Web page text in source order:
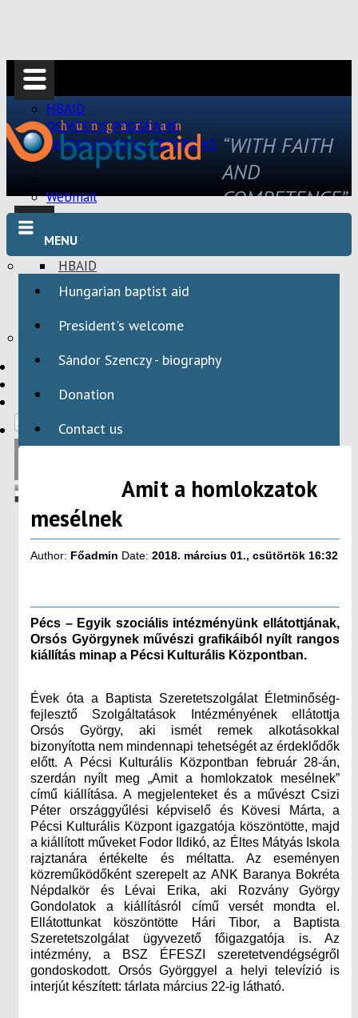
HBAID
DOMESTIC PROGRAMS
INTERNATIONAL PROGRAMS
Webmail
HBAID
DOMESTIC PROGRAMS
HBAID
INTERNATIONAL PROGRAMS
“WITH FAITH
AND
COMPETENCE”
MENU
Hungarian baptist aid
President's welcome
Sándor Szenczy - biography
Donation
Contact us
Amit a homlokzatok
mesélnek
Author: Főadmin Date: 2018. március 01., csütörtök 16:32
Pécs – Egyik szociális intézményünk ellátottjának,
Orsós Györgynek művészi grafikáiból nyílt rangos
kiállítás minap a Pécsi Kulturális Központban.
Évek óta a Baptista Szeretetszolgálat Életminőség-
fejlesztő Szolgáltatások Intézményének ellátottja
Orsós György, aki ismét remek alkotásokkal
bizonyította nem mindennapi tehetségét az érdeklődők
előtt. A Pécsi Kulturális Központban február 28-án,
szerdán nyílt meg „Amit a homlokzatok mesélnek”
című kiállítása. A megjelenteket és a művészt Csizi
Péter országgyűlési képviselő és Kövesi Márta, a
Pécsi Kulturális Központ igazgatója köszöntötte, majd
a kiállított műveket Fodor Ildikó, az Éltes Mátyás Iskola
rajztanára értékelte és méltatta. Az eseményen
közreműködőként szerepelt az ANK Baranya Bokréta
Népdalkör és Lévai Erika, aki Rozvány György
Gondolatok a kiállításról című versét mondta el.
Ellátottunkat köszöntötte Hári Tibor, a Baptista
Szeretetszolgálat ügyvezető főigazgatója is. Az
intézmény, a BSZ ÉFESZI szeretetvendégségről
gondoskodott. Orsós Györggyel a helyi televízió is
interjút készített: tárlata március 22-ig látható.